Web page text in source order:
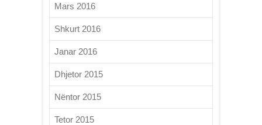
Mars 2016
Shkurt 2016
Janar 2016
Dhjetor 2015
Nëntor 2015
Tetor 2015